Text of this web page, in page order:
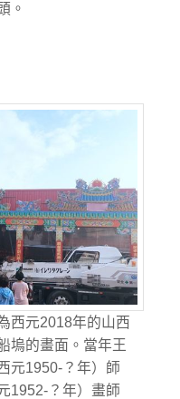
。
西元2018年的山西
塢的畫面。當年王
元1950-？年）師
1952-？年）畫師